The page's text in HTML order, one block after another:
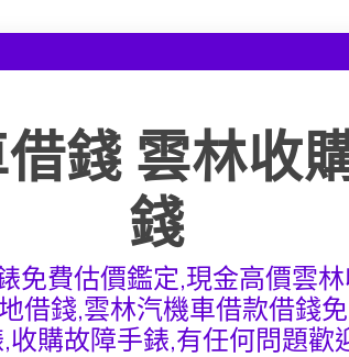
錢 雲林收
錢
免費估價鑑定,現金高價雲
借錢,雲林汽機車借款借錢
收購故障手錶,有任何問題歡